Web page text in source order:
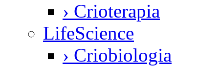
› Crioterapia
LifeScience
› Criobiologia